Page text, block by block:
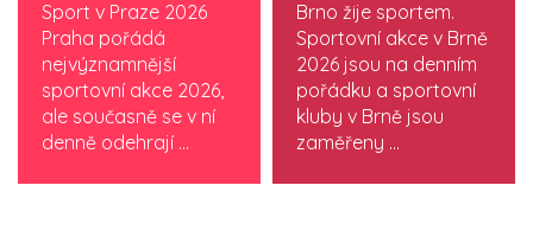
Sport v Praze 2026
Praha pořádá
nejvýznamnější
sportovní akce 2026,
ale současně se v ní
denně odehrají ...
Brno žije sportem.
Sportovní akce v Brně
2026 jsou na denním
pořádku a sportovní
kluby v Brně jsou
zaměřeny ...